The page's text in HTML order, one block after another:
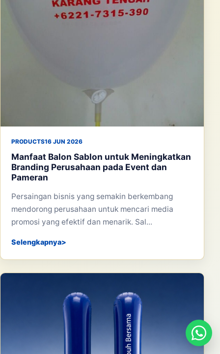
PRODUCTS16 JUN 2026
Manfaat Balon Sablon untuk Meningkatkan
Branding Perusahaan pada Event dan
Pameran
Persaingan bisnis yang semakin berkembang
mendorong perusahaan untuk mencari media
promosi yang efektif dan menarik. Sal...
Selengkapnya